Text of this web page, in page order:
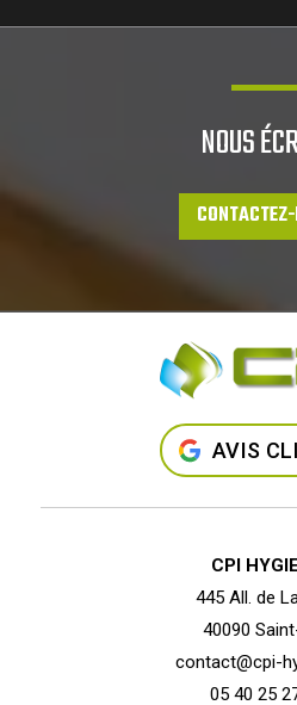
NOUS
AVIS
CPI
445 All. de
40090
contact@cpi-
05 40 25